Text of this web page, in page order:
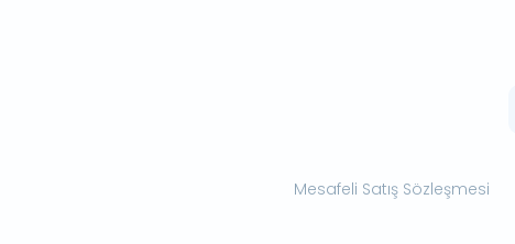
Mesafeli Satış Sözleşmesi